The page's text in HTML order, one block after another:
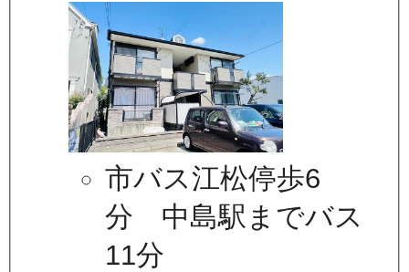
市バス江松停歩6
分 中島駅までバス
11分